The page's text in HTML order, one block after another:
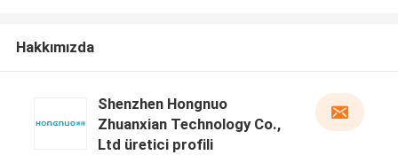
Hakkımızda
Shenzhen Hongnuo
Zhuanxian Technology Co.,
Ltd üretici profili